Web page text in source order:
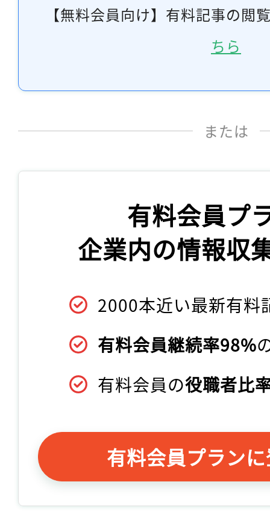
【無料会員向け】有料記事の閲
ちら
または
有料会員プ
企業内の情報収
2000本近い最新有料
有料会員継続率98%
有料会員の役職者比
有料会員プラン